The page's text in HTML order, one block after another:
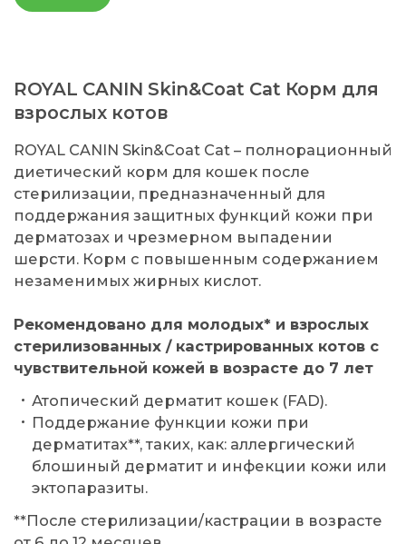
ROYAL CANIN Skin&Coat Cat Корм для
взрослых котов
ROYAL CANIN Skin&Coat Cat – полнорационный
диетический корм для кошек после
стерилизации, предназначенный для
поддержания защитных функций кожи при
дерматозах и чрезмерном выпадении
шерсти. Корм с повышенным содержанием
незаменимых жирных кислот.
Рекомендовано для молодых* и взрослых
стерилизованных / кастрированных котов с
чувствительной кожей в возрасте до 7 лет
Атопический дерматит кошек (FAD).
Поддержание функции кожи при
дерматитах**, таких, как: аллергический
блошиный дерматит и инфекции кожи или
эктопаразиты.
**После стерилизации/кастрации в возрасте